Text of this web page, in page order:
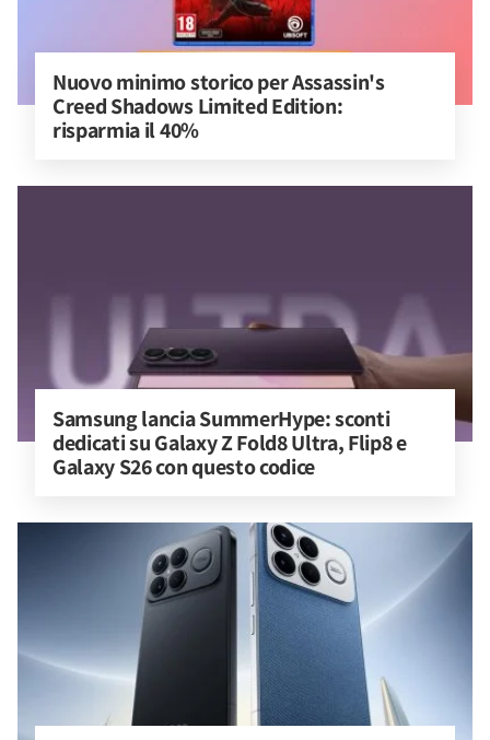
Nuovo minimo storico per Assassin's
Creed Shadows Limited Edition:
risparmia il 40%
Samsung lancia SummerHype: sconti
dedicati su Galaxy Z Fold8 Ultra, Flip8 e
Galaxy S26 con questo codice